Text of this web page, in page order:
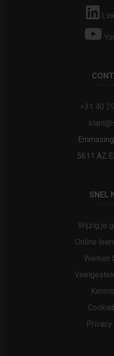
+31 40
5611 AZ
SNEL
Wijzig je
Online
Werken